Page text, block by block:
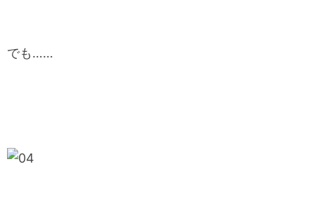
でも……